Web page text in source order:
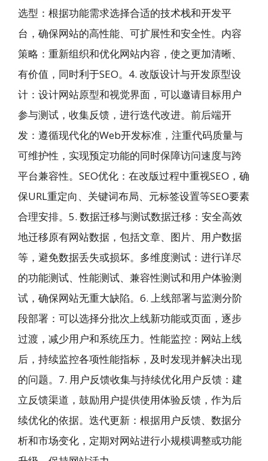
选型：根据功能需求选择合适的技术栈和开发平
台，确保网站的高性能、可扩展性和安全性。内容
策略：重新组织和优化网站内容，使之更加清晰、
有价值，同时利于SEO。4. 改版设计与开发原型设
计：设计网站原型和视觉界面，可以邀请目标用户
参与测试，收集反馈，进行迭代改进。前后端开
发：遵循现代化的Web开发标准，注重代码质量与
可维护性，实现预定功能的同时保障访问速度与跨
平台兼容性。SEO优化：在改版过程中重视SEO，确
保URL重定向、关键词布局、元标签设置等SEO要素
合理安排。5. 数据迁移与测试数据迁移：安全高效
地迁移原有网站数据，包括文章、图片、用户数据
等，避免数据丢失或损坏。多维度测试：进行详尽
的功能测试、性能测试、兼容性测试和用户体验测
试，确保网站无重大缺陷。6. 上线部署与监测分阶
段部署：可以选择分批次上线新功能或页面，逐步
过渡，减少用户和系统压力。性能监控：网站上线
后，持续监控各项性能指标，及时发现并解决出现
的问题。7. 用户反馈收集与持续优化用户反馈：建
立反馈渠道，鼓励用户提供使用体验反馈，作为后
续优化的依据。迭代更新：根据用户反馈、数据分
析和市场变化，定期对网站进行小规模调整或功能